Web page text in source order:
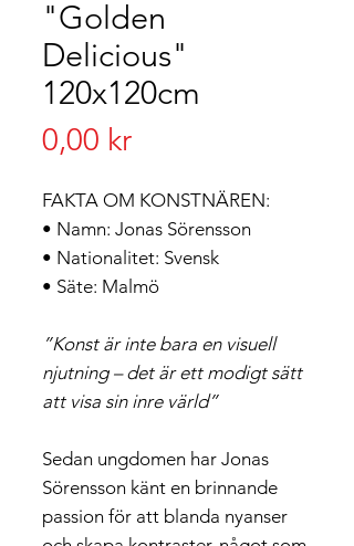
"Golden
Delicious"
120x120cm
0,00 krPris
FAKTA OM KONSTNÄREN:
• Namn: Jonas Sörensson
• Nationalitet: Svensk
• Säte: Malmö
”Konst är inte bara en visuell
njutning – det är ett modigt sätt
att visa sin inre värld”
Sedan ungdomen har Jonas
Sörensson känt en brinnande
passion för att blanda nyanser